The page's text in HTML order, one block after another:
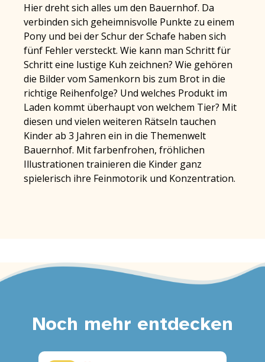
Hier dreht sich alles um den Bauernhof. Da
verbinden sich geheimnisvolle Punkte zu einem
Pony und bei der Schur der Schafe haben sich
fünf Fehler versteckt. Wie kann man Schritt für
Schritt eine lustige Kuh zeichnen? Wie gehören
die Bilder vom Samenkorn bis zum Brot in die
richtige Reihenfolge? Und welches Produkt im
Laden kommt überhaupt von welchem Tier? Mit
diesen und vielen weiteren Rätseln tauchen
Kinder ab 3 Jahren ein in die Themenwelt
Bauernhof. Mit farbenfrohen, fröhlichen
Illustrationen trainieren die Kinder ganz
spielerisch ihre Feinmotorik und Konzentration.
Noch mehr entdecken